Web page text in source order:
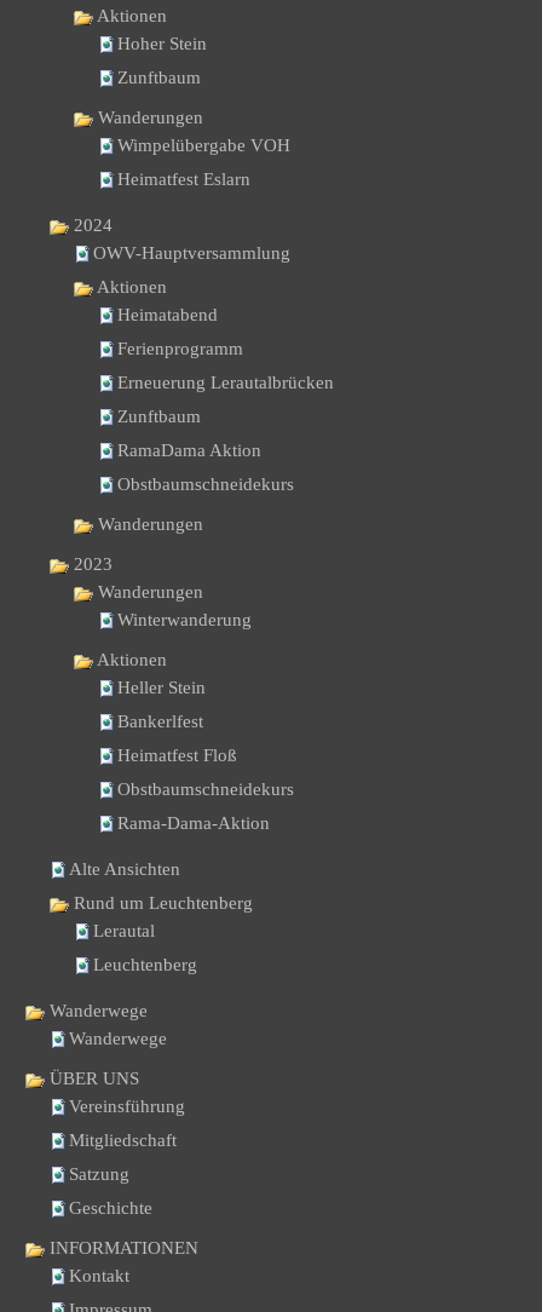
Aktionen
Hoher Stein
Zunftbaum
Wanderungen
Wimpelübergabe VOH
Heimatfest Eslarn
2024
OWV-Hauptversammlung
Aktionen
Heimatabend
Ferienprogramm
Erneuerung Lerautalbrücken
Zunftbaum
RamaDama Aktion
Obstbaumschneidekurs
Wanderungen
2023
Wanderungen
Winterwanderung
Aktionen
Heller Stein
Bankerlfest
Heimatfest Floß
Obstbaumschneidekurs
Rama-Dama-Aktion
Alte Ansichten
Rund um Leuchtenberg
Lerautal
Leuchtenberg
Wanderwege
Wanderwege
ÜBER UNS
Vereinsführung
Mitgliedschaft
Satzung
Geschichte
INFORMATIONEN
Kontakt